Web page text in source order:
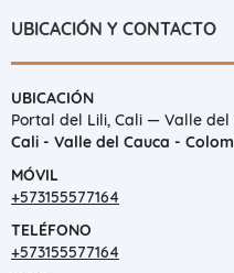
UBICACIÓN Y CONTACTO
UBICACIÓN
Portal del Lili, Cali — Valle del
Cali - Valle del Cauca -
MÓVIL
+573155577164
TELÉFONO
+573155577164